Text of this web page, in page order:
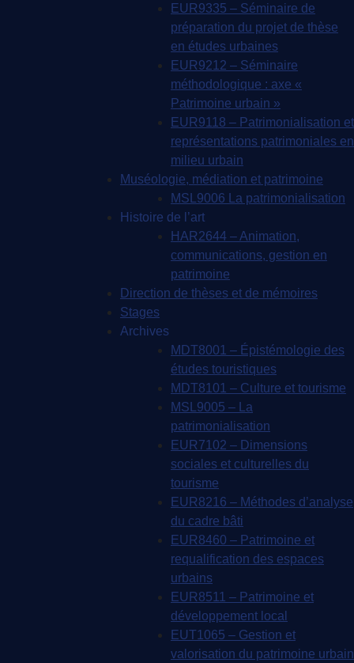
EUR9335 – Séminaire de
préparation du projet de thèse
en études urbaines
EUR9212 – Séminaire
méthodologique : axe «
Patrimoine urbain »
EUR9118 – Patrimonialisation et
représentations patrimoniales en
milieu urbain
Muséologie, médiation et patrimoine
MSL9006 La patrimonialisation
Histoire de l’art
HAR2644 – Animation,
communications, gestion en
patrimoine
Direction de thèses et de mémoires
Stages
Archives
MDT8001 – Épistémologie des
études touristiques
MDT8101 – Culture et tourisme
MSL9005 – La
patrimonialisation
EUR7102 – Dimensions
sociales et culturelles du
tourisme
EUR8216 – Méthodes d’analyse
du cadre bâti
EUR8460 – Patrimoine et
requalification des espaces
urbains
EUR8511 – Patrimoine et
développement local
EUT1065 – Gestion et
valorisation du patrimoine urbain